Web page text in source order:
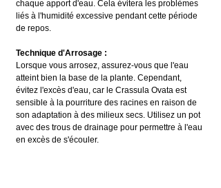
chaque apport d'eau. Cela évitera les problèmes
liés à l'humidité excessive pendant cette période
de repos.
Technique d'Arrosage :
Lorsque vous arrosez, assurez-vous que l'eau
atteint bien la base de la plante. Cependant,
évitez l'excès d'eau, car le Crassula Ovata est
sensible à la pourriture des racines en raison de
son adaptation à des milieux secs. Utilisez un pot
avec des trous de drainage pour permettre à l'eau
en excès de s'écouler.